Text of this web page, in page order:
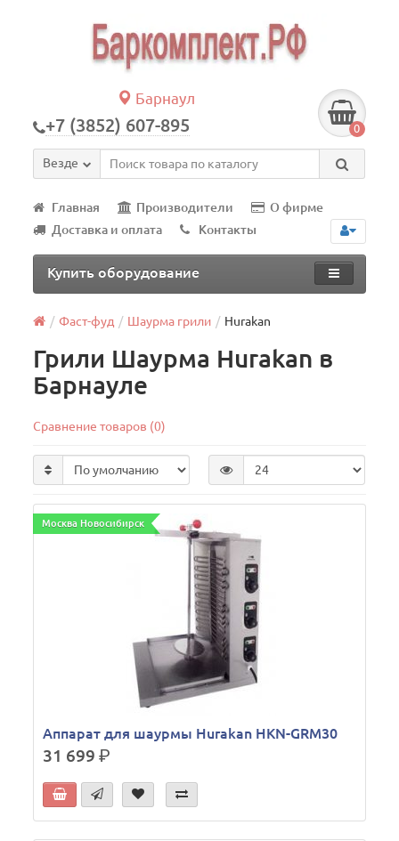
Барнаул
+7 (3852) 607-895 0
Везде
Главная Производители
О фирме
Доставка и оплата
Контакты
Купить оборудование
Фаст-фуд Шаурма грили Hurakan
Грили Шаурма Hurakan в
Барнауле
Сравнение товаров (0)
Москва Новосибирск
Аппарат для шаурмы Hurakan HKN-GRM30
31 699р.